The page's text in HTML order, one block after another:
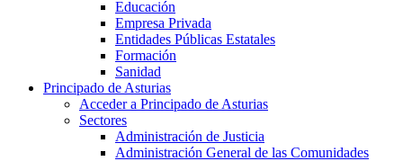
Educación
Empresa Privada
Entidades Públicas Estatales
Formación
Sanidad
Principado de Asturias
Acceder a Principado de Asturias
Sectores
Administración de Justicia
Administración General de las Comunidades